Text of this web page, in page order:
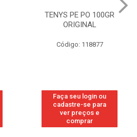
TENYS PE PO 100GR
ORIGINAL
Código: 118877
Faça seu login ou
cadastre-se para
ver preços e
comprar